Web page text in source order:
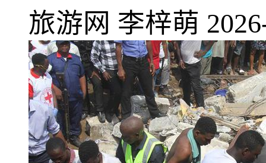
旅游网 李梓萌